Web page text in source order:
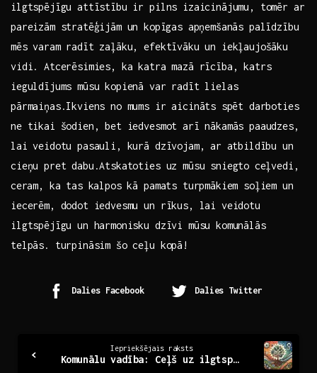
‌ilgtspējīgu attīstību ir pilns izaicinājumu, tomēr ‍ar
pareizām stratēģijām un ⁢kopīgas apņemšanās palīdzību
mēs varam ​radīt zaļāku, ‍efektīvāku un iekļaujošāku
vidi. Atcerēsimies, ka katra mazā rīcība, katrs
ieguldījums mūsu kopienā var radīt ‍lielas⁢
pārmaiņas.Ikviens no ‌mums ir aicināts ⁣spēt darboties
ne tikai šodien, bet iedvesmot arī nākamās paaudzes,‌
lai veidotu pasauli, kurā dzīvojam,⁣ ar atbildību un
cieņu pret dabu.Atskatoties uz‍ mūsu sniegto⁤ ceļvedi,
⁤ceram, ka tas kalpos kā pamats turpmākiem ​soļiem ​un
iecerēm, dodot iedvesmu un rīkus, lai veidotu
ilgtspējīgu ​un harmonisku dzīvi mūsu komunālās
telpās. turpināsim šo ceļu kopā!
Dalies Facebook Dalies Twitter
Reading
Iepriekšējais raksts
Komunālu vadība: Ceļš uz ilgtspējīgu kopienu attīstību